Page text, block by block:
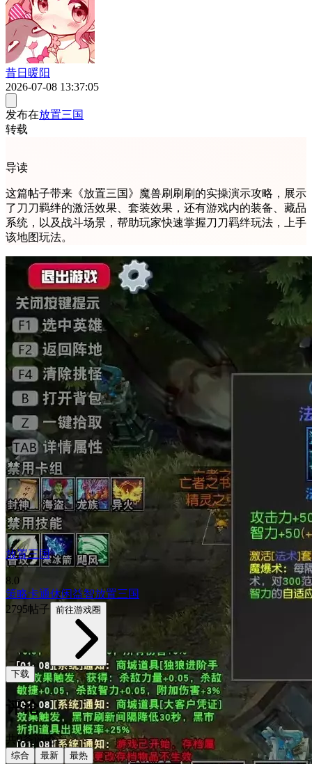
昔日暖阳
2026-07-08 13:37:05
发布在放置三国
转载
导读
这篇帖子带来《放置三国》魔兽刷刷刷的实操演示攻略，展示
了刀刀羁绊的激活效果、套装效果，还有游戏内的装备、藏品
系统，以及战斗场景，帮助玩家快速掌握刀刀羁绊玩法，上手
该地图玩法。
放置三国
8.0
策略卡通休闲益智放置三国
2795帖子 前往游戏圈
下载
评论
共0条评论
综合 最新 最热